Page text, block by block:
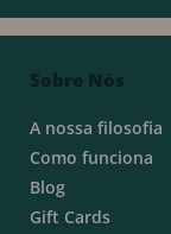
Sobre Nós
A nossa filosofia
Como funciona
Blog
Gift Cards